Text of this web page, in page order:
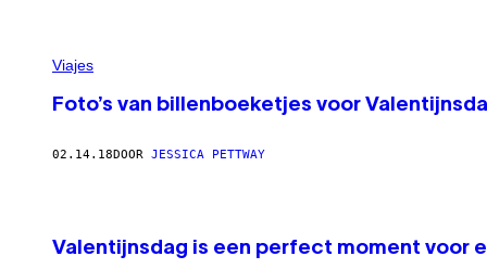
Viajes
Foto’s van billenboeketjes voor
02.14.18DOOR JESSICA PETTWAY
Valentijnsdag is een perfect moment voor